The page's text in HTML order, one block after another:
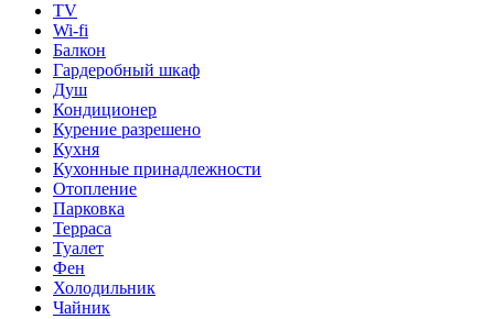
TV
Wi-fi
Балкон
Гардеробный шкаф
Душ
Кондиционер
Курение разрешено
Кухня
Кухонные принадлежности
Отопление
Парковка
Терраса
Туалет
Фен
Холодильник
Чайник